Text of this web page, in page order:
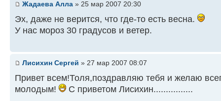
Жадаева Алла » 25 мар 2007 20:30
Эх, даже не верится, что где-то есть весна.
У нас мороз 30 градусов и ветер.
Лисихин Сергей » 27 мар 2007 08:07
Привет всем!Толя,поздравляю тебя и желаю
молодым!
С приветом Лисихин................